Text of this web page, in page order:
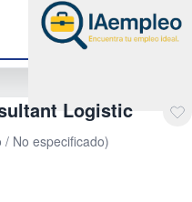
Logistic
No especificado)